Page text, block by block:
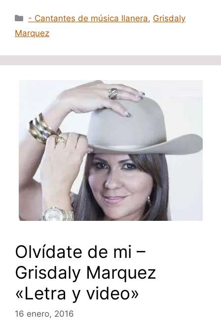
Categorías
- Cantantes de música llanera, Grisdaly
Marquez
Olvídate de mi –
Grisdaly Marquez
«Letra y video»
16 enero, 2016